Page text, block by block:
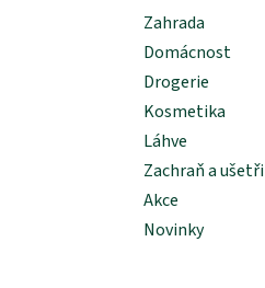
Zahrada
Domácnost
Drogerie
Kosmetika
Láhve
Zachraň a ušetři
Akce
Novinky